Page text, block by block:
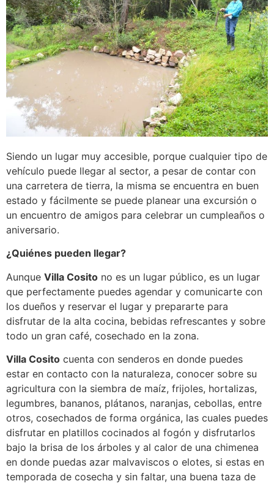
Siendo un lugar muy accesible, porque cualquier tipo de
vehículo puede llegar al sector, a pesar de contar con
una carretera de tierra, la misma se encuentra en buen
estado y fácilmente se puede planear una excursión o
un encuentro de amigos para celebrar un cumpleaños o
aniversario.
¿Quiénes pueden llegar?
Aunque Villa Cosito no es un lugar público, es un lugar
que perfectamente puedes agendar y comunicarte con
los dueños y reservar el lugar y prepararte para
disfrutar de la alta cocina, bebidas refrescantes y sobre
todo un gran café, cosechado en la zona.
Villa Cosito cuenta con senderos en donde puedes
estar en contacto con la naturaleza, conocer sobre su
agricultura con la siembra de maíz, frijoles, hortalizas,
legumbres, bananos, plátanos, naranjas, cebollas, entre
otros, cosechados de forma orgánica, las cuales puedes
disfrutar en platillos cocinados al fogón y disfrutarlos
bajo la brisa de los árboles y al calor de una chimenea
en donde puedas azar malvaviscos o elotes, si estas en
temporada de cosecha y sin faltar, una buena taza de